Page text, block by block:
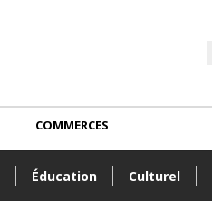
Éducation Culturel
COMMERCES